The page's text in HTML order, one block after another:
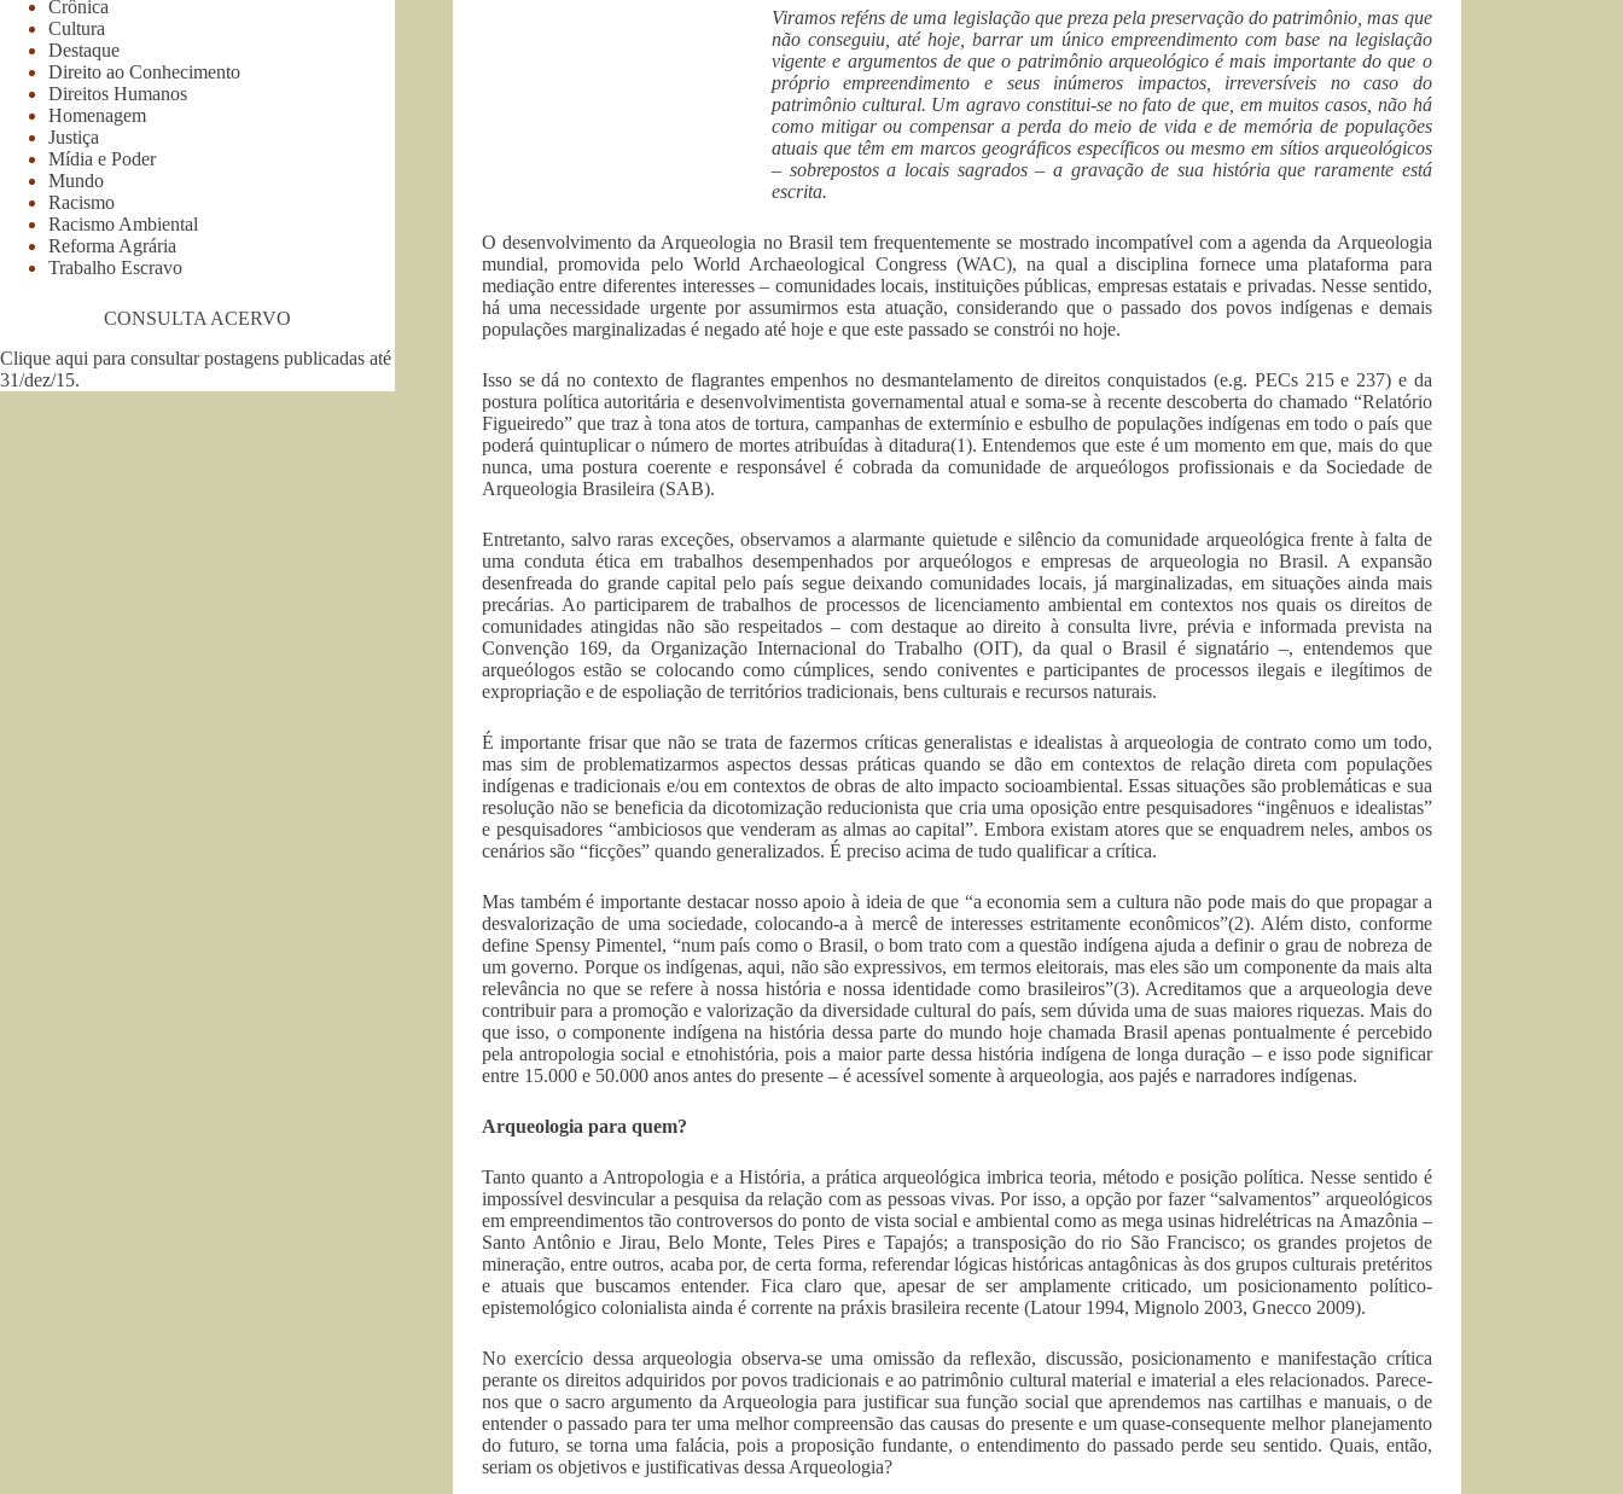
Viramos reféns de uma legislação que preza pela preservação do patrimônio, mas que
não conseguiu, até hoje, barrar um único empreendimento com base na legislação
vigente e argumentos de que o patrimônio arqueológico é mais importante do que o
próprio empreendimento e seus inúmeros impactos, irreversíveis no caso do
patrimônio cultural. Um agravo constitui-se no fato de que, em muitos casos, não há
como mitigar ou compensar a perda do meio de vida e de memória de populações
atuais que têm em marcos geográficos específicos ou mesmo em sítios arqueológicos
– sobrepostos a locais sagrados – a gravação de sua história que raramente está
escrita.
O desenvolvimento da Arqueologia no Brasil tem frequentemente se mostrado incompatível com a agenda da Arqueologia
mundial, promovida pelo World Archaeological Congress (WAC), na qual a disciplina fornece uma plataforma para
mediação entre diferentes interesses – comunidades locais, instituições públicas, empresas estatais e privadas. Nesse sentido,
há uma necessidade urgente por assumirmos esta atuação, considerando que o passado dos povos indígenas e demais
populações marginalizadas é negado até hoje e que este passado se constrói no hoje.
Isso se dá no contexto de flagrantes empenhos no desmantelamento de direitos conquistados (e.g. PECs 215 e 237) e da
postura política autoritária e desenvolvimentista governamental atual e soma-se à recente descoberta do chamado “Relatório
Figueiredo” que traz à tona atos de tortura, campanhas de extermínio e esbulho de populações indígenas em todo o país que
poderá quintuplicar o número de mortes atribuídas à ditadura(1). Entendemos que este é um momento em que, mais do que
nunca, uma postura coerente e responsável é cobrada da comunidade de arqueólogos profissionais e da Sociedade de
Arqueologia Brasileira (SAB).
Entretanto, salvo raras exceções, observamos a alarmante quietude e silêncio da comunidade arqueológica frente à falta de
uma conduta ética em trabalhos desempenhados por arqueólogos e empresas de arqueologia no Brasil. A expansão
desenfreada do grande capital pelo país segue deixando comunidades locais, já marginalizadas, em situações ainda mais
precárias. Ao participarem de trabalhos de processos de licenciamento ambiental em contextos nos quais os direitos de
comunidades atingidas não são respeitados – com destaque ao direito à consulta livre, prévia e informada prevista na
Convenção 169, da Organização Internacional do Trabalho (OIT), da qual o Brasil é signatário –, entendemos que
arqueólogos estão se colocando como cúmplices, sendo coniventes e participantes de processos ilegais e ilegítimos de
expropriação e de espoliação de territórios tradicionais, bens culturais e recursos naturais.
É importante frisar que não se trata de fazermos críticas generalistas e idealistas à arqueologia de contrato como um todo,
mas sim de problematizarmos aspectos dessas práticas quando se dão em contextos de relação direta com populações
indígenas e tradicionais e/ou em contextos de obras de alto impacto socioambiental. Essas situações são problemáticas e sua
resolução não se beneficia da dicotomização reducionista que cria uma oposição entre pesquisadores “ingênuos e idealistas”
e pesquisadores “ambiciosos que venderam as almas ao capital”. Embora existam atores que se enquadrem neles, ambos os
cenários são “ficções” quando generalizados. É preciso acima de tudo qualificar a crítica.
Mas também é importante destacar nosso apoio à ideia de que “a economia sem a cultura não pode mais do que propagar a
desvalorização de uma sociedade, colocando-a à mercê de interesses estritamente econômicos”(2). Além disto, conforme
define Spensy Pimentel, “num país como o Brasil, o bom trato com a questão indígena ajuda a definir o grau de nobreza de
um governo. Porque os indígenas, aqui, não são expressivos, em termos eleitorais, mas eles são um componente da mais alta
relevância no que se refere à nossa história e nossa identidade como brasileiros”(3). Acreditamos que a arqueologia deve
contribuir para a promoção e valorização da diversidade cultural do país, sem dúvida uma de suas maiores riquezas. Mais do
que isso, o componente indígena na história dessa parte do mundo hoje chamada Brasil apenas pontualmente é percebido
pela antropologia social e etnohistória, pois a maior parte dessa história indígena de longa duração – e isso pode significar
entre 15.000 e 50.000 anos antes do presente – é acessível somente à arqueologia, aos pajés e narradores indígenas.
Arqueologia para quem?
Tanto quanto a Antropologia e a História, a prática arqueológica imbrica teoria, método e posição política. Nesse sentido é
impossível desvincular a pesquisa da relação com as pessoas vivas. Por isso, a opção por fazer “salvamentos” arqueológicos
em empreendimentos tão controversos do ponto de vista social e ambiental como as mega usinas hidrelétricas na Amazônia –
Santo Antônio e Jirau, Belo Monte, Teles Pires e Tapajós; a transposição do rio São Francisco; os grandes projetos de
mineração, entre outros, acaba por, de certa forma, referendar lógicas históricas antagônicas às dos grupos culturais pretéritos
e atuais que buscamos entender. Fica claro que, apesar de ser amplamente criticado, um posicionamento político-
epistemológico colonialista ainda é corrente na práxis brasileira recente (Latour 1994, Mignolo 2003, Gnecco 2009).
No exercício dessa arqueologia observa-se uma omissão da reflexão, discussão, posicionamento e manifestação crítica
perante os direitos adquiridos por povos tradicionais e ao patrimônio cultural material e imaterial a eles relacionados. Parece-
nos que o sacro argumento da Arqueologia para justificar sua função social que aprendemos nas cartilhas e manuais, o de
entender o passado para ter uma melhor compreensão das causas do presente e um quase-consequente melhor planejamento
do futuro, se torna uma falácia, pois a proposição fundante, o entendimento do passado perde seu sentido. Quais, então,
seriam os objetivos e justificativas dessa Arqueologia?
Crônica
Cultura
Destaque
Direito ao Conhecimento
Direitos Humanos
Homenagem
Justiça
Mídia e Poder
Mundo
Racismo
Racismo Ambiental
Reforma Agrária
Trabalho Escravo
CONSULTA ACERVO
Clique aqui para consultar postagens publicadas até
31/dez/15.